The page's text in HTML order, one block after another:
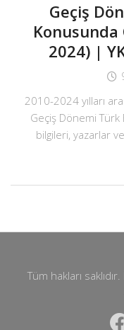
Geçiş
Konusunda
2024) |
2010-2024 yılları
Geçiş Dönemi Türk
bilgileri, yazarlar
Tüm hakları